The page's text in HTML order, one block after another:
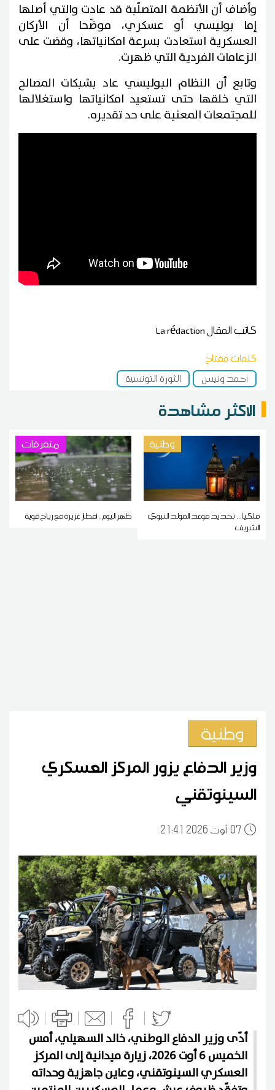
وأضاف أن الأنظمة المتصلّبة قد عادت والتي أصلها
إما بوليسي أو عسكري، موضّحا أن الأركان
العسكرية استعادت بسرعة امكانياتها، وقضت على
الزعامات الفردية التي ظهرت.
وتابع أن النظام البوليسي عاد بشبكات المصالح
التي خلقها حتى تستعيد امكانياتها واستغلالها
للمجتمعات المعنية على حد تقديره.
كاتب المقالLa rédaction
كلمات مفتاح
أحمد ونيس
الثورة التونسية
الاكثر مشاهدة
وطنية
فلكيا... تحديد موعد المولد النبوي
الشريف
متفرقات
ظهر اليوم.. أمطار غزيرة مع رياح قوية
وطنية
وزير الدفاع يزور المركز العسكري
السينوتقني
0721:41 2026 أوت
أدّى وزير الدفاع الوطني، خالد السهيلي، أمس
الخميس 6 أوت 2026، زيارة ميدانية إلى المركز
العسكري السينوتقني، وعاين جاهزية وحداته